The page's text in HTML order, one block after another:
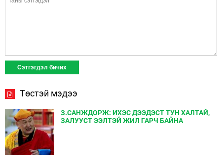
Төстэй мэдээ
З.САНЖДОРЖ: ИХЭС ДЭЭДЭСТ ТУН ХАЛТАЙ,
ЗАЛУУСТ ЭЭЛТЭЙ ЖИЛ ГАРЧ БАЙНА